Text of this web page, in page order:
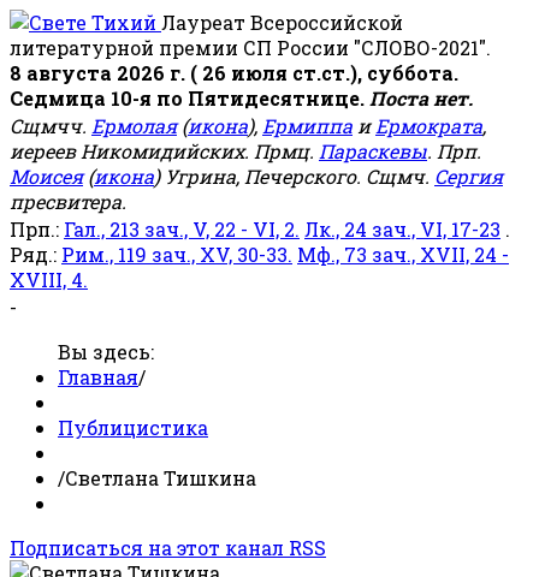
Лауреат Всероссийской
литературной премии СП России "СЛОВО-2021".
8 августа 2026 г. ( 26 июля ст.ст.), суббота.
Седмица 10-я по Пятидесятнице. Поста нет.
Сщмчч. Ермолая(икона), Ермиппа иЕрмократа,
иереев Никомидийских. Прмц. Параскевы. Прп.
Моисея(икона) Угрина, Печерского. Сщмч. Сергия
пресвитера.
Прп.: Гал., 213 зач., V, 22 - VI, 2. Лк., 24 зач., VI, 17-23 .
Ряд.: Рим., 119 зач., XV, 30-33. Мф., 73 зач., XVII, 24 -
XVIII, 4.
-
Вы здесь:
Главная/
Публицистика
/Светлана Тишкина
Подписаться на этот канал RSS